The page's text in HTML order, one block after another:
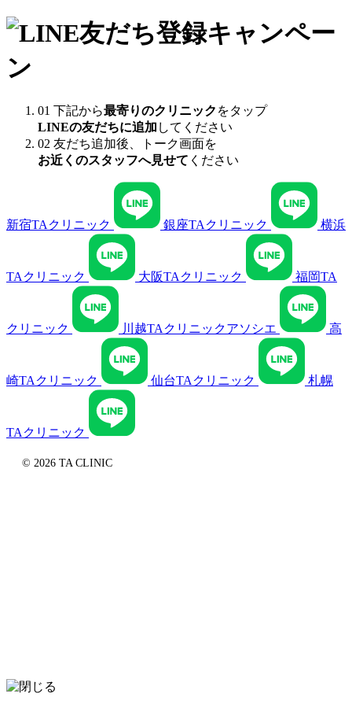
01 下記から最寄りのクリニック をタップ
LINEの友だちに追加 してください
02 友だち追加後、トーク画面を
お近くのスタッフへ見せて ください
新宿TAクリニック 銀座TAクリニック 横浜
TAクリニック 大阪TAクリニック 福岡TA
クリニック 川越TAクリニックアソシエ 高
崎TAクリニック 仙台TAクリニック 札幌
TAクリニック
© 2026 TA CLINIC